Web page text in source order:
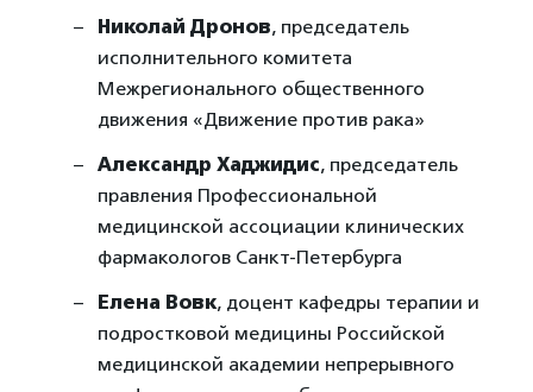
Николай Дронов, председатель
исполнительного комитета
Межрегионального общественного
движения «Движение против рака»
Александр Хаджидис, председатель
правления Профессиональной
медицинской ассоциации клинических
фармакологов Санкт-Петербурга
Елена Вовк, доцент кафедры терапии и
подростковой медицины Российской
медицинской академии непрерывного